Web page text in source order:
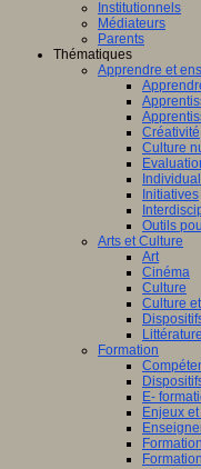
Institutionnels
Médiateurs
Parents
Thématiques
Apprendre et
Créativité
Culture
Initiatives
Outils
Arts et Culture
Art
Cinéma
Culture
Culture
Littérature
Formation
E-
Enjeux